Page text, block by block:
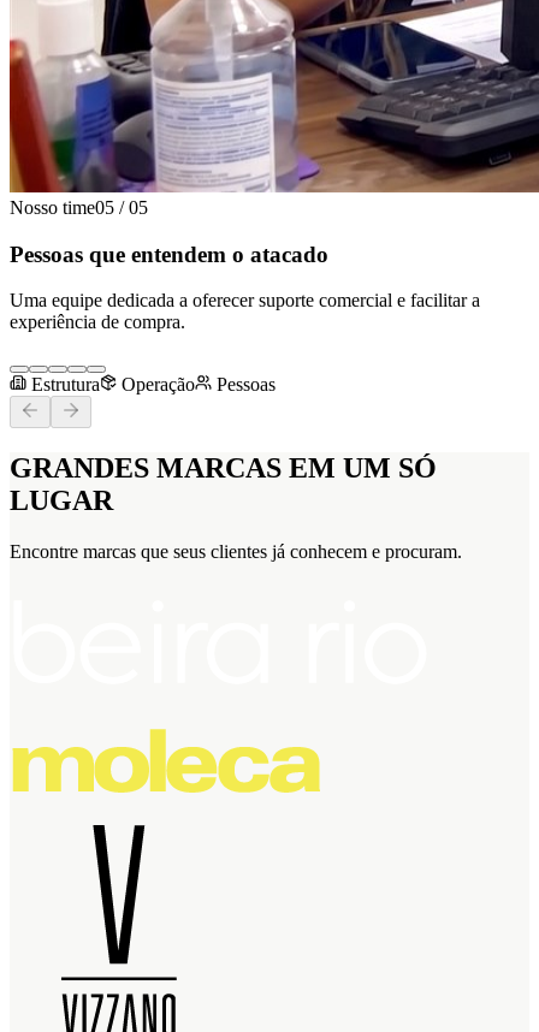
Nosso time05 / 05
Pessoas que entendem o atacado
Uma equipe dedicada a oferecer suporte comercial e facilitar a
experiência de compra.
Estrutura Operação Pessoas
GRANDES MARCAS EM UM SÓ
LUGAR
Encontre marcas que seus clientes já conhecem e procuram.